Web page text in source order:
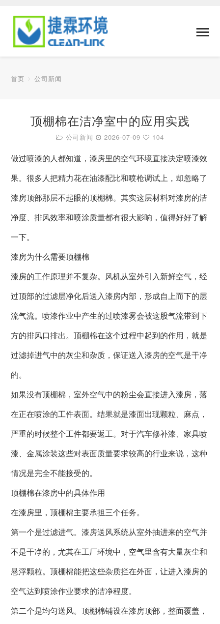
首页 公司新闻
顶棚棉在洁净室中的应用实践
公司新闻 2026-07-09 104
做过喷漆的人都知道，漆房里的空气环境直接决定喷漆效
果。很多人把精力花在油漆配比和喷枪调试上，却忽略了
漆房顶部那层不起眼的顶棚棉。其实这层材料对漆房的洁
净度、排风效率和喷涂质量都有很大影响，值得好好了解
一下。
漆房为什么需要顶棚棉
漆房的工作原理并不复杂。风机从室外引入新鲜空气，经
过顶部的过滤层净化后送入漆房内部，形成自上而下的层
流气流。喷漆作业中产生的过喷漆雾会被这股气流带到下
方的排风口排出。顶棚棉在这个过程中起到的作用，就是
过滤掉进气中的灰尘和杂质，保证送入漆房的空气是干净
的。
如果没有顶棚棉，室外空气中的粉尘会直接进入漆房，落
在正在喷涂的工件表面。结果就是漆面出现颗粒、麻点，
严重的时候整个工件都要返工。对于汽车修补漆、家具喷
漆、金属涂装这些对表面质量要求较高的行业来说，这种
情况是完全不能接受的。
顶棚棉在漆房中的具体作用
在漆房里，顶棚棉主要承担三个任务。
第一个是过滤进气。漆房送风系统从室外抽进来的空气并
不是干净的，尤其在工厂环境中，空气里含有大量灰尘和
悬浮颗粒。顶棚棉能把这些杂质拦在外面，让进入漆房的
空气达到喷涂作业要求的洁净程度。
第二个是均匀送风。顶棚棉铺设在漆房顶部，整面覆盖，